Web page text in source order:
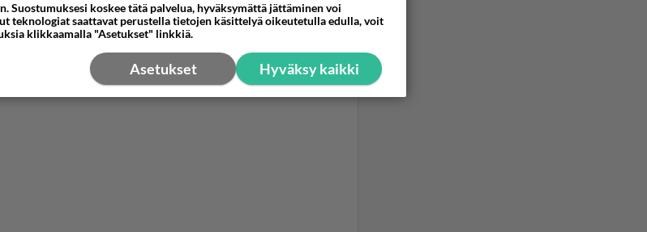
Suostumuksesi koskee tätä palvelua, hyväksymättä jättäminen voi
teknologiat saattavat perustella tietojen käsittelyä oikeutetulla edulla, voit
klikkaamalla "Asetukset" linkkiä.
Hyväksy kaikki
Asetukset